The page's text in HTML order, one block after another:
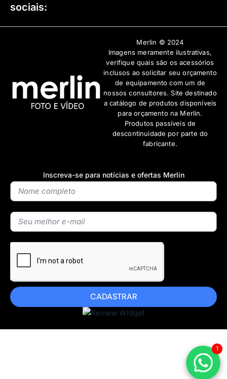
Inscreva-se para notícias e ofertas Merlin
CADASTRAR
sociais:
Merlin © 2024
Imagens meramente ilustrativas,
verifique quais são os acessórios
inclusos ao solicitar seu orçamento
de equipamento com um de
nossos consultores. Site destinado
a catálogo de produtos disponíveis
para orçamento na Merlin.
Produtos passíveis de
descontinuidade por parte do
fabricante.
1